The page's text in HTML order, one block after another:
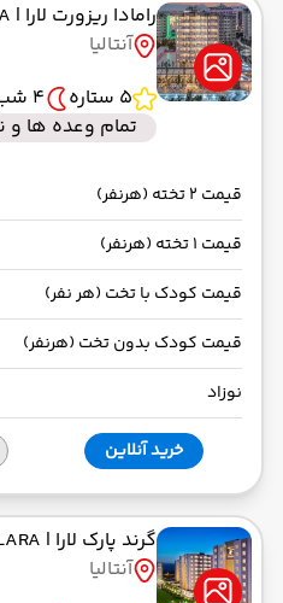
رامادا ریزورت لارا | RAMADA RESORT LARA
آنتالیا
5 ستاره
4 شب
تمام وعده ها و
قیمت 2 تخته (هرنفر)
قیمت 1 تخته (هرنفر)
قیمت کودک با تخت (هر نفر)
قیمت کودک بدون تخت (هرنفر)
نوزاد
خرید آنلاین
گرند پارک لارا | GRAND PARK LARA
آنتالیا